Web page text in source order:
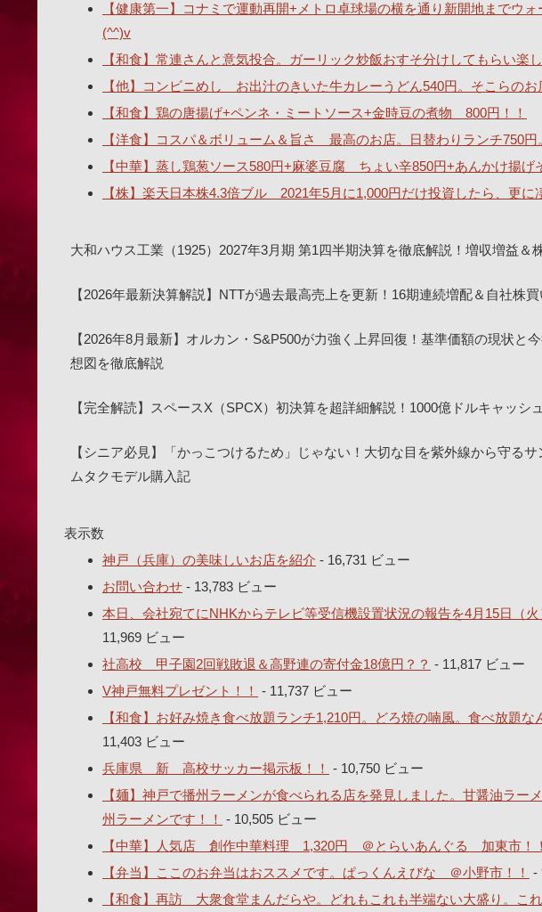
【健康第一】コナミで運動再開+メトロ卓球場の横を通り新開地までウ
(^^)v
【和食】常連さんと意気投合。ガーリック炒飯おすそ分けしてもらい楽
【他】コンビニめし お出汁のきいた牛カレーうどん540円。そこらの
【和食】鶏の唐揚げ+ペンネ・ミートソース+金時豆の煮物 800円！！
【洋食】コスパ＆ボリューム＆旨さ 最高のお店。日替わりランチ750
【中華】蒸し鶏葱ソース580円+麻婆豆腐 ちょい辛850円+あんかけ揚げ
【株】楽天日本株4.3倍ブル 2021年5月に1,000円だけ投資したら、更に
大和ハウス工業（1925）2027年3月期 第1四半期決算を徹底解説！増収増益＆
【2026年最新決算解説】NTTが過去最高売上を更新！16期連続増配＆自社株
【2026年8月最新】オルカン・S&P500が力強く上昇回復！基準価額の現状と
想図を徹底解説
【完全解読】スペースX（SPCX）初決算を超詳細解説！1000億ドルキャッ
【シニア必見】「かっこつけるため」じゃない！大切な目を紫外線から守る
ムタクモデル購入記
表示数
神戸（兵庫）の美味しいお店を紹介 - 16,731 ビュー
お問い合わせ - 13,783 ビュー
本日、会社宛てにNHKからテレビ等受信機設置状況の報告を4月15日（
11,969 ビュー
社高校 甲子園2回戦敗退＆高野連の寄付金18億円？？ - 11,817 ビュー
V神戸無料プレゼント！！ - 11,737 ビュー
【和食】お好み焼き食べ放題ランチ1,210円。どろ焼の喃風。食べ放題
11,403 ビュー
兵庫県 新 高校サッカー掲示板！！ - 10,750 ビュー
【麺】神戸で播州ラーメンが食べられる店を発見しました。甘醤油ラー
州ラーメンです！！ - 10,505 ビュー
【中華】人気店 創作中華料理 1,320円 ＠とらいあんぐる 加東市！！
【弁当】ここのお弁当はおススメです。ぱっくんえびな ＠小野市！！ -
【和食】再訪 大衆食堂まんだらや。どれもこれも半端ない大盛り。こ